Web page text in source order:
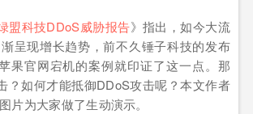
盟科技DDoS威胁报告》指出，如今大流
呈现增长趋势，前不久锤子科技的发布
果官网宕机的案例就印证了这一点。那
？如何才能抵御DDoS攻击呢？本文作者
片为大家做了生动演示。